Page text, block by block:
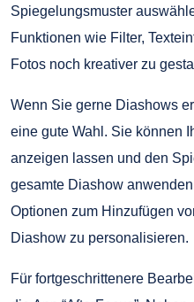
Spiegelungsmuster
Funktionen wie Filter,
Fotos noch kreativer zu
Wenn Sie gerne Diashows
eine gute Wahl. Sie können
anzeigen lassen und den
gesamte Diashow
Optionen zum Hinzufügen
Diashow zu personalisieren.
Für fortgeschrittenere